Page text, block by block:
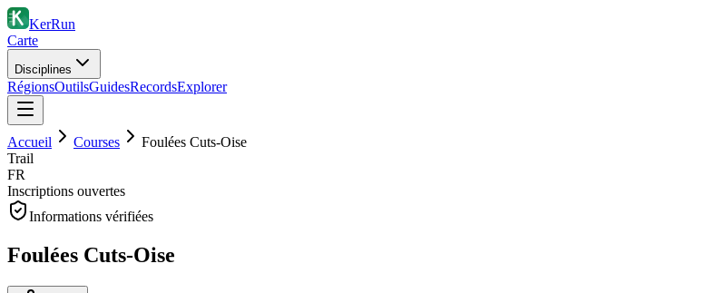
KerRun
Carte
Disciplines
RégionsOutilsGuidesRecordsExplorer
Accueil Courses
Foulées Cuts-Oise
Trail
FR
Inscriptions ouvertes
Informations vérifiées
Foulées Cuts-Oise